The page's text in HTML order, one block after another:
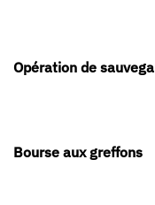
Opération de
Bourse aux greffons